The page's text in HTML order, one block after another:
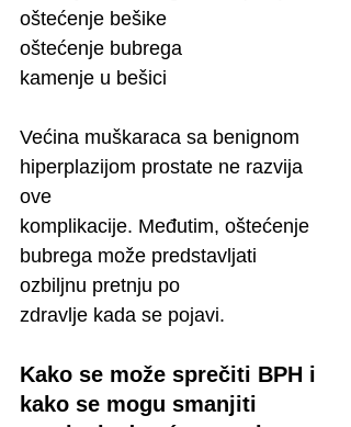
oštećenje bešike
oštećenje bubrega
kamenje u bešici
Većina muškaraca sa benignom
hiperplazijom prostate ne razvija
ove
komplikacije. Međutim, oštećenje
bubrega može predstavljati
ozbiljnu pretnju po
zdravlje kada se pojavi.
Kako se može sprečiti BPH i
kako se mogu smanjiti